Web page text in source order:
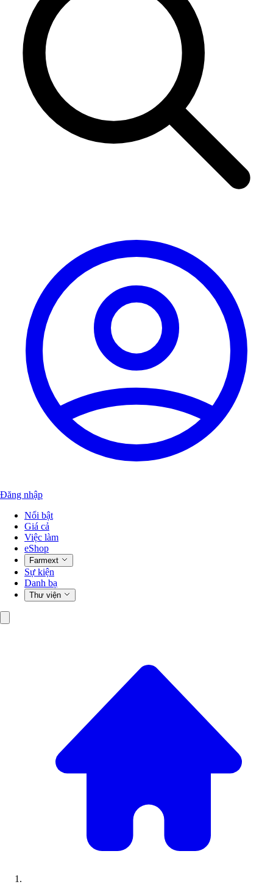
Đăng nhập
Nổi bật
Giá cả
Việc làm
eShop
Farmext
Sự kiện
Danh bạ
Thư viện